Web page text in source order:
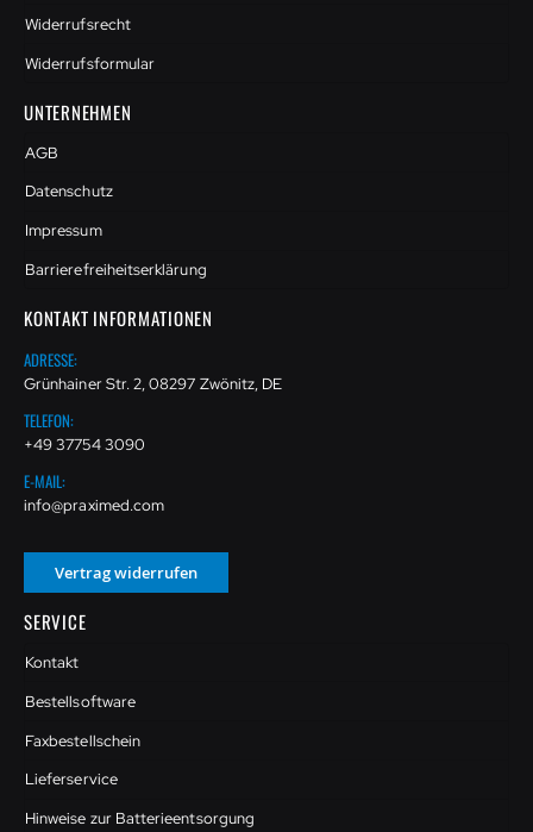
Widerrufsrecht
Widerrufsformular
UNTERNEHMEN
AGB
Datenschutz
Impressum
Barrierefreiheitserklärung
KONTAKT INFORMATIONEN
ADRESSE:
Grünhainer Str. 2, 08297 Zwönitz, DE
TELEFON:
+49 37754 3090
E-MAIL:
info@praximed.com
Vertrag widerrufen
SERVICE
Kontakt
Bestellsoftware
Faxbestellschein
Lieferservice
Hinweise zur Batterieentsorgung